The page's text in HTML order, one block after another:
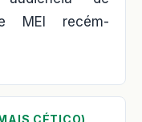
MEI recém-
CÉTICO)